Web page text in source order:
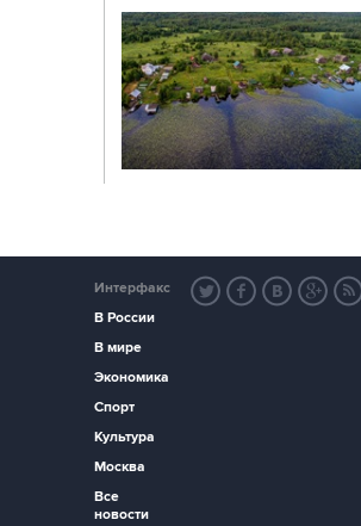
Интерфакс
В России
В мире
Экономика
Спорт
Культура
Москва
Все
новости